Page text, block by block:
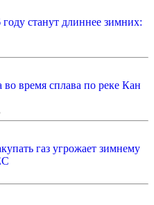
станут длиннее зимних:
время сплава по реке Кан
газ угрожает зимнему